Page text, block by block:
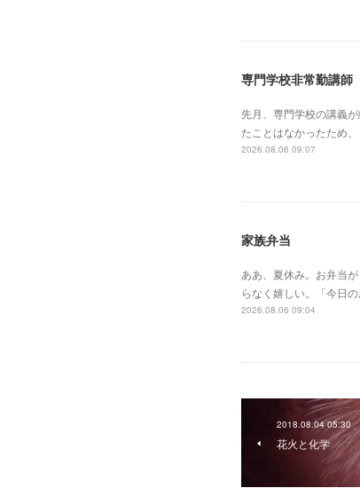
専門学校非常勤講師
先月、専門学校の講義
たことはなかったため
2026.08.06 09:07
家族弁当
ああ、夏休み。お弁当
らなく嬉しい。「今日
2026.08.06 09:04
2018.08.04 05:30
花火と化学